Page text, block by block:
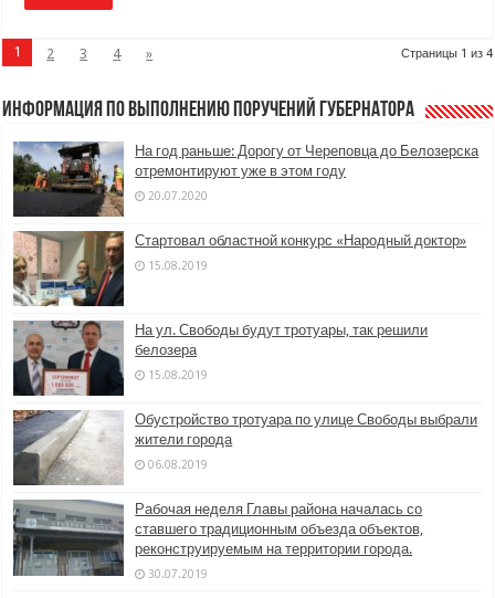
Страницы 1 из 4
1 2 3 4 »
Информация по выполнению поручений Губернатора
На год раньше: Дорогу от Череповца до Белозерска
отремонтируют уже в этом году
20.07.2020
Стартовал областной конкурс «Народный доктор»
15.08.2019
На ул. Свободы будут тротуары, так решили
белозера
15.08.2019
Обустройство тротуара по улице Свободы выбрали
жители города
06.08.2019
Рабочая неделя Главы района началась со
ставшего традиционным объезда объектов,
реконструируемым на территории города.
30.07.2019